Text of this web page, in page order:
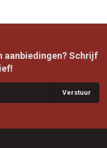
aanbiedingen? Schrijf
Verstuur